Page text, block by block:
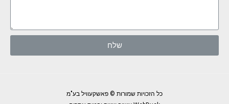
שלח
כל הזכויות שמורות © פאשקעוויל בע"מ